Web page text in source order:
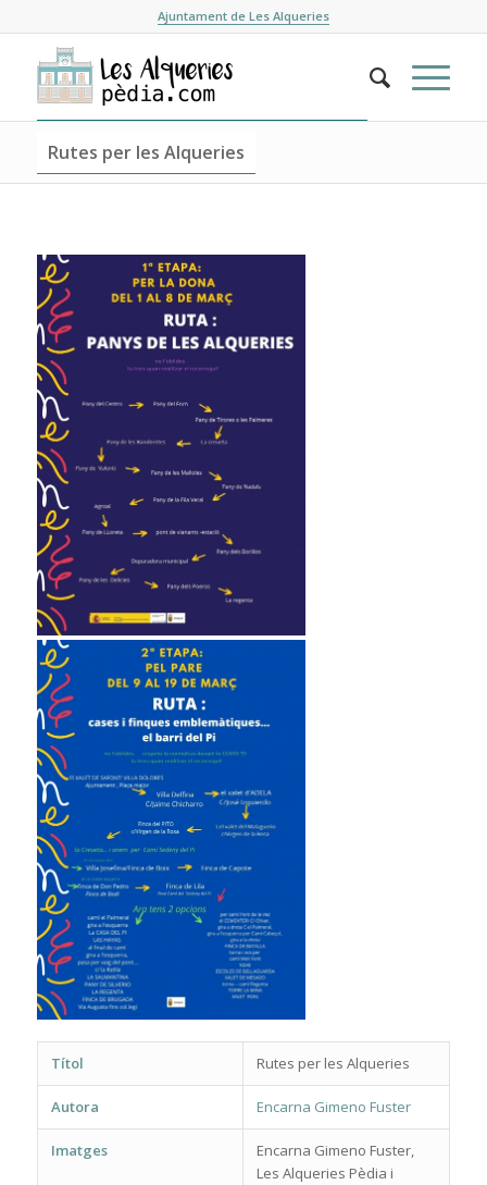
Ajuntament de Les Alqueries
Rutes per les Alqueries
Títol Rutes per les Alqueries
Autora Encarna Gimeno Fuster
Imatges
Encarna Gimeno Fuster,
Les Alqueries Pèdia i